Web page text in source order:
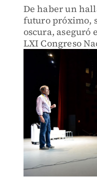
De haber un
futuro próximo,
oscura, aseguró
LXI Congreso